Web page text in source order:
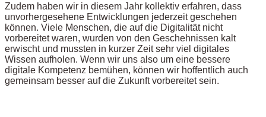
Zudem haben wir in diesem Jahr kollektiv erfahren, dass
unvorhergesehene Entwicklungen jederzeit geschehen
können. Viele Menschen, die auf die Digitalität nicht
vorbereitet waren, wurden von den Geschehnissen kalt
erwischt und mussten in kurzer Zeit sehr viel digitales
Wissen aufholen. Wenn wir uns also um eine bessere
digitale Kompetenz bemühen, können wir hoffentlich auch
gemeinsam besser auf die Zukunft vorbereitet sein.